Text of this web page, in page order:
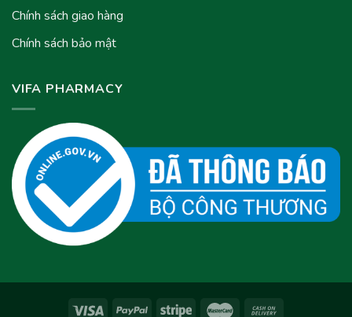
Chính sách giao hàng
Chính sách bảo mật
VIFA PHARMACY